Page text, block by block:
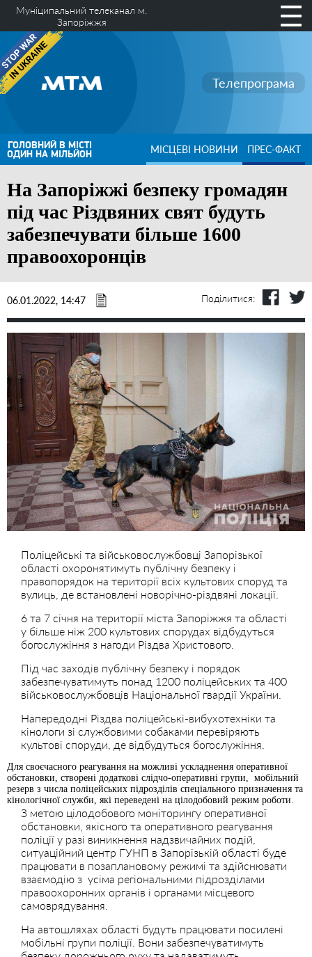
Муніципальний телеканал м.
Запоріжжя
Телепрограма
ГОЛОВНИЙ В МІСТІ
ОДИН НА МІЛЬЙОН МІСЦЕВІ НОВИНИ ПРЕС-ФАКТ
На Запоріжжі безпеку громадян
під час Різдвяних свят будуть
забезпечувати більше 1600
правоохоронців
06.01.2022, 14:47 Поділитися:
Поліцейські та військовослужбовці Запорізької
області охоронятимуть публічну безпеку і
правопорядок на території всіх культових споруд та
вулиць, де встановлені новорічно-різдвяні локації.
6 та 7 січня на території міста Запоріжжя та області
у більше ніж 200 культових спорудах відбудуться
богослужіння з нагоди Різдва Христового.
Під час заходів публічну безпеку і порядок
забезпечуватимуть понад 1200 поліцейських та 400
військовослужбовців Національної гвардії України.
Напередодні Різдва поліцейські-вибухотехніки та
кінологи зі службовими собаками перевіряють
культові споруди, де відбудуться богослужіння.
Для своєчасного реагування на можливі ускладнення оперативної
обстановки, створені додаткові слідчо-оперативні групи, мобільний
резерв з числа поліцейських підрозділів спеціального призначення та
кінологічної служби, які переведені на цілодобовий режим роботи.
З метою цілодобового моніторингу оперативної
обстановки, якісного та оперативного реагування
поліції у разі виникнення надзвичайних подій,
ситуаційний центр ГУНП в Запорізькій області буде
працювати в позаплановому режимі та здійснювати
взаємодію з усіма регіональними підрозділами
правоохоронних органів і органами місцевого
самоврядування.
На автошляхах області будуть працювати посилені
мобільні групи поліції. Вони забезпечуватимуть